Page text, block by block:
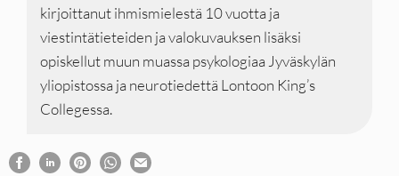
kirjoittanut ihmismielestä 10 vuotta ja
viestintätieteiden ja valokuvauksen lisäksi
opiskellut muun muassa psykologiaa Jyväskylän
yliopistossa ja neurotiedettä Lontoon King’s
Collegessa.